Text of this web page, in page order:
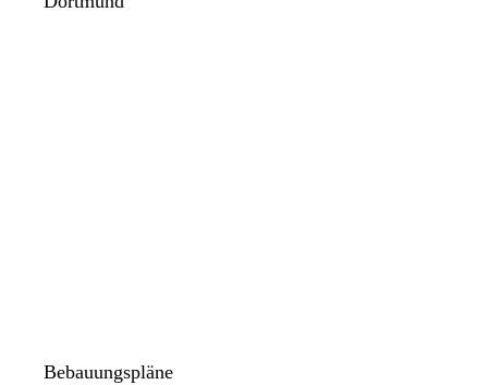
Bebauungspläne